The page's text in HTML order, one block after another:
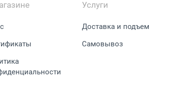
Услуги
Доставка и подъем
Самовывоз